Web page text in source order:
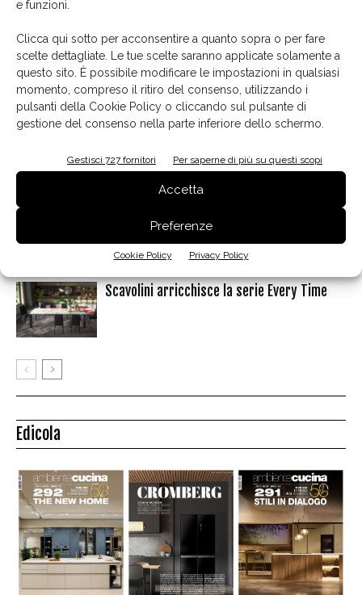
e funzioni.
Clicca qui sotto per acconsentire a quanto sopra o per fare
scelte dettagliate. Le tue scelte saranno applicate solamente a
questo sito. È possibile modificare le impostazioni in qualsiasi
momento, compreso il ritiro del consenso, utilizzando i
pulsanti della Cookie Policy o cliccando sul pulsante di
gestione del consenso nella parte inferiore dello schermo.
Gestisci 727 fornitori Per saperne di più su questi scopi
Accetta
Preferenze
Cookie Policy Privacy Policy
Facebook
Articoli correlati Dello stesso autore
movimento
Scavolini arricchisce la serie Every Time
Edicola